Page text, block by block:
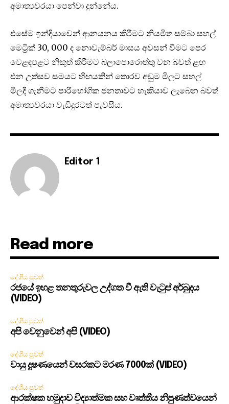
අමාත්‍යවරයා පෙන්වා දුන්නේය.
එසේම ඉන්දියාවෙන් ආනයනය කිරීමට නියමිත සම්බා සහල්
මෙට්‍රික් 30, 000 ද නොවැම්බර් මාසය අවසන් වීමට පෙර
වෙළඳපළට නිකුත් කිරීමට බලාපොරොත්තු වන බවත් ළඟ
එන උත්සව සමයට හිඟයකින් තොරව අඩුම මිලට සහල්
මිලදී ගැනීමට පාරිභෝගික ජනතාවට හැකියාව ලැබෙන බවත්
අමාත්‍යවරයා වැඩිදුරටත් පැවසීය.
Editor 1
Read more
දේශීය පුවත්
රජයේ ඉහළ තනතුරුවල උද්ගත වී ඇති වැටුප් අර්බුදය
(VIDEO)
දේශීය පුවත්
අපි වෙනුවෙන් අපි (VIDEO)
දේශීය පුවත්
වායු දූෂණයෙන් වසරකට මරණ 7000ක් (VIDEO)
දේශීය පුවත්
ආරක්ෂක හමුදාව විද්‍යාත්මක සහ වෘත්තීය නිපුණත්වයෙන්